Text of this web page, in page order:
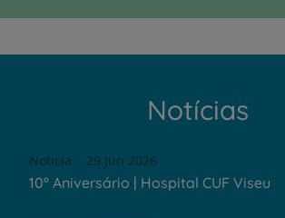
Notícias
Notícia 29 Jun 2026
10º Aniversário | Hospital CUF Viseu